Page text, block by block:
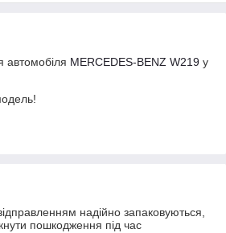
автомобіля MERCEDES-BENZ W219 у
надійно запаковуються,
пошкодження під час